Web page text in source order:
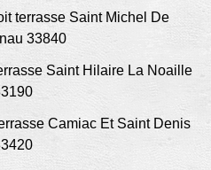
terrasse Saint Michel De
33840
Saint Hilaire La Noaille
Camiac Et Saint Denis